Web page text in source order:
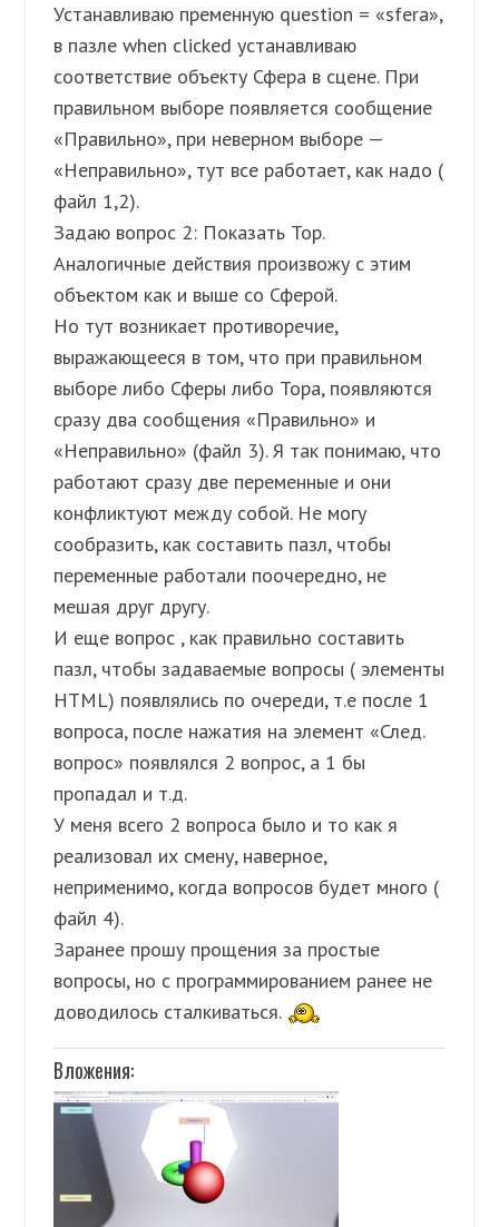
Устанавливаю пременную question = «sfera»,
в пазле when clicked устанавливаю
соответствие объекту Сфера в сцене. При
правильном выборе появляется сообщение
«Правильно», при неверном выборе —
«Неправильно», тут все работает, как надо (
файл 1,2).
Задаю вопрос 2: Показать Тор.
Аналогичные действия произвожу с этим
объектом как и выше со Сферой.
Но тут возникает противоречие,
выражающееся в том, что при правильном
выборе либо Сферы либо Тора, появляются
сразу два сообщения «Правильно» и
«Неправильно» (файл 3). Я так понимаю, что
работают сразу две переменные и они
конфликтуют между собой. Не могу
сообразить, как составить пазл, чтобы
переменные работали поочередно, не
мешая друг другу.
И еще вопрос , как правильно составить
пазл, чтобы задаваемые вопросы ( элементы
HTML) появлялись по очереди, т.е после 1
вопроса, после нажатия на элемент «След.
вопрос» появлялся 2 вопрос, а 1 бы
пропадал и т.д.
У меня всего 2 вопроса было и то как я
реализовал их смену, наверное,
неприменимо, когда вопросов будет много (
файл 4).
Заранее прошу прощения за простые
вопросы, но с программированием ранее не
доводилось сталкиваться.
Вложения: